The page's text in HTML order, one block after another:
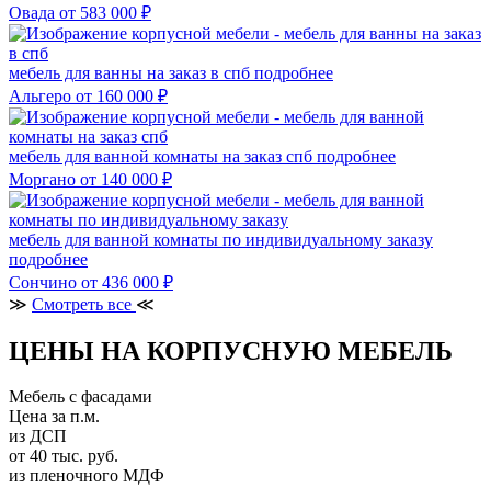
Овада от 583 000 ₽
мебель для ванны на заказ в спб подробнее
Альгеро от 160 000 ₽
мебель для ванной комнаты на заказ спб подробнее
Моргано от 140 000 ₽
мебель для ванной комнаты по индивидуальному заказу
подробнее
Сончино от 436 000 ₽
≫ Смотреть все ≪
ЦЕНЫ НА КОРПУСНУЮ МЕБЕЛЬ
Мебель с фасадами
Цена за п.м.
из ДСП
от 40 тыс. руб.
из пленочного МДФ